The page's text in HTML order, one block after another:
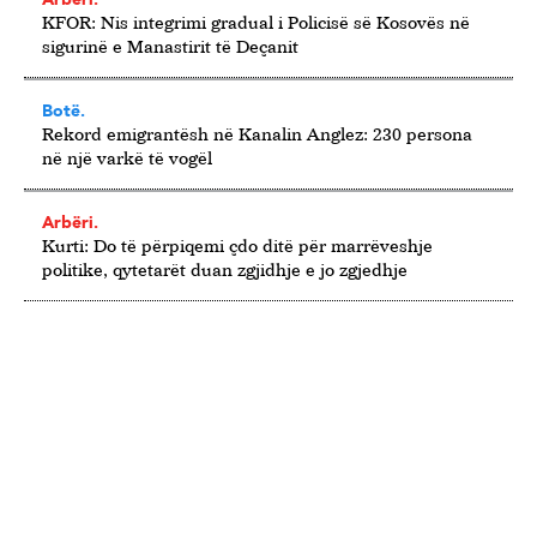
KFOR: Nis integrimi gradual i Policisë së Kosovës në
sigurinë e Manastirit të Deçanit
Botë.
Rekord emigrantësh në Kanalin Anglez: 230 persona
në një varkë të vogël
Arbëri.
Kurti: Do të përpiqemi çdo ditë për marrëveshje
politike, qytetarët duan zgjidhje e jo zgjedhje